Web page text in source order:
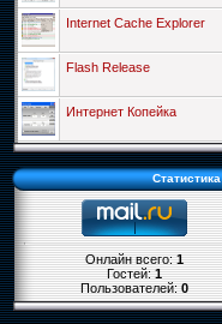
Internet Cache Explorer
Flash Release
Интернет Копейка
Статистика
Онлайн всего:1
Гостей:1
Пользователей:0